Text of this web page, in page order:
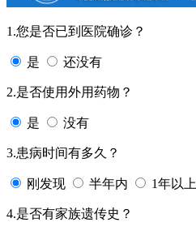
1.您是否已到医院确诊？
是 还没有
2.是否使用外用药物？
是 没有
3.患病时间有多久？
刚发现 半年内 1年以上
4.是否有家族遗传史？